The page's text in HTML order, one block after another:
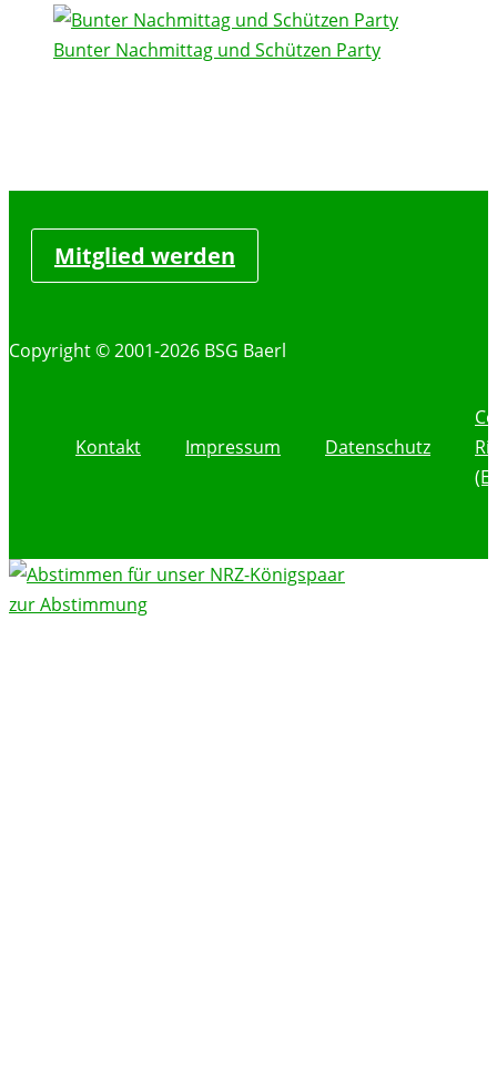
Bunter Nachmittag und Schützen Party
Mitglied werden
Copyright © 2001-2026 BSG Baerl
Kontakt Impressum Datenschutz
zur Abstimmung